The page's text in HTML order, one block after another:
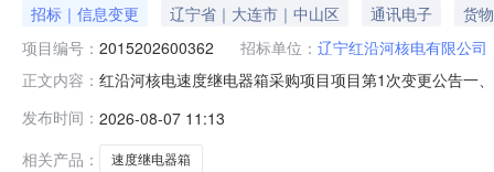
招标｜信息变更 辽宁省｜大连市｜中山区 通讯电子
货物
项目编号： 2015202600362 招标单位： 辽宁红沿河核电有限公司
正文内容： 红沿河核电速度继电器箱采购项目项目第1次变更公告一
式：询比二、变更信息：响应文件提交截止时间变更：
发布时间： 2026-08-07 11:13
相关产品：
速度继电器箱